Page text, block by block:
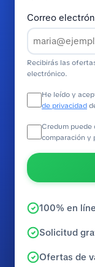
Correo
Recibirás las
electrónico.
He leído y
de privacidad
Credum puede
comparación y
100% en
Solicitud
Ofertas de